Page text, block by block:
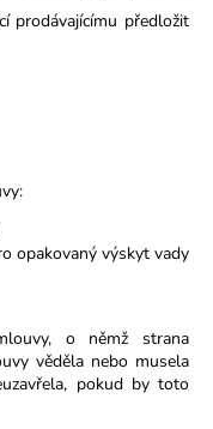
prodávajícímu předložit
opakovaný výskyt vady
o němž strana
věděla nebo musela
pokud by toto